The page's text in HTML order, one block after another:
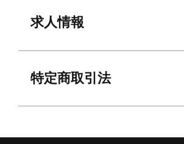
求人情報
特定商取引法